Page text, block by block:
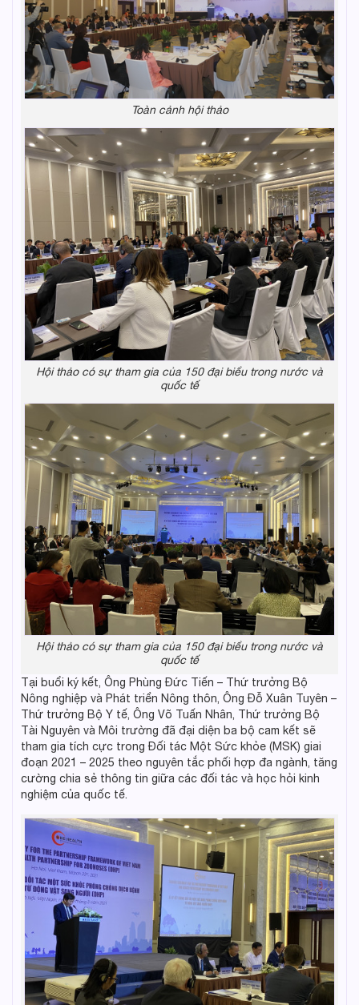
Toàn cảnh hội thảo
Hội thảo có sự tham gia của 150 đại biểu trong nước và
quốc tế
Hội thảo có sự tham gia của 150 đại biểu trong nước và
quốc tế
Tại buổi ký kết, Ông Phùng Đức Tiến – Thứ trưởng Bộ
Nông nghiệp và Phát triển Nông thôn, Ông Đỗ Xuân Tuyên –
Thứ trưởng Bộ Y tế, Ông Võ Tuấn Nhân, Thứ trưởng Bộ
Tài Nguyên và Môi trường đã đại diện ba bộ cam kết sẽ
tham gia tích cực trong Đối tác Một Sức khỏe (MSK) giai
đoạn 2021 – 2025 theo nguyên tắc phối hợp đa ngành, tăng
cường chia sẻ thông tin giữa các đối tác và học hỏi kinh
nghiệm của quốc tế.